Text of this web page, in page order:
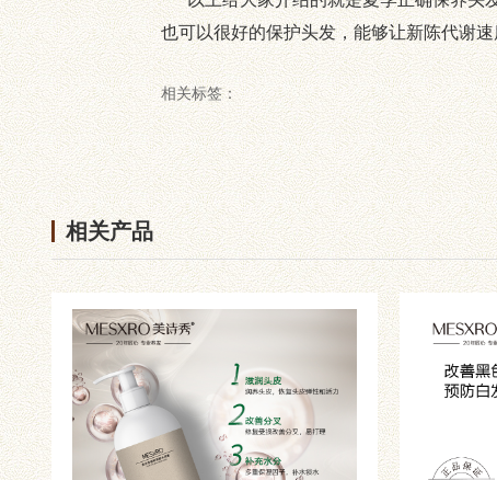
也可以很好的保护头发，能够让新陈代谢
相关标签：
相关产品